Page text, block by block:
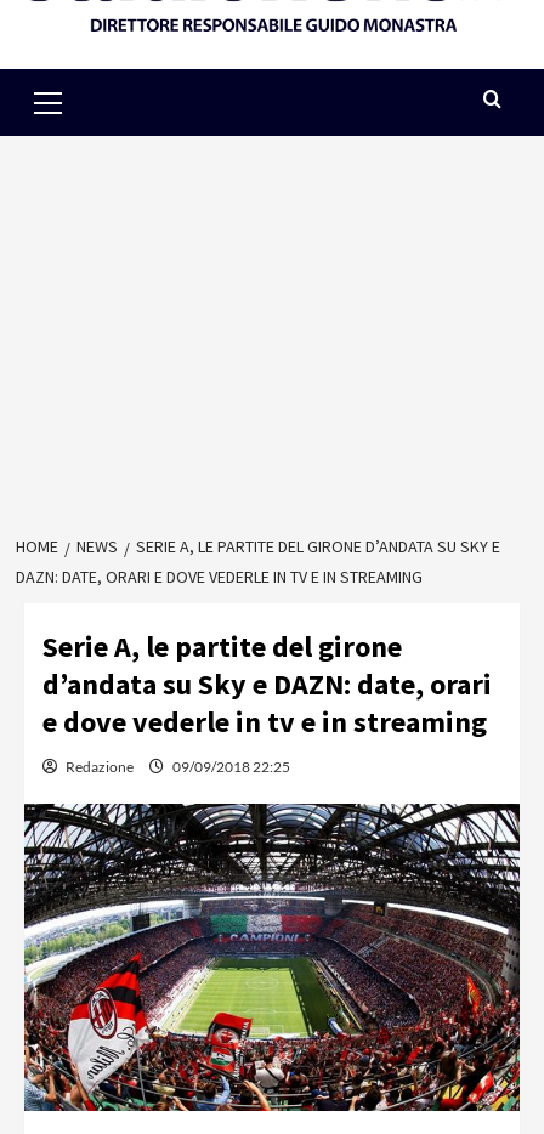
Menu
HOME NEWS
SERIE A, LE PARTITE DEL GIRONE D’ANDATA SU SKY E
DAZN: DATE, ORARI E DOVE VEDERLE IN TV E IN STREAMING
Serie A, le partite del girone
d’andata su Sky e DAZN: date, orari
e dove vederle in tv e in streaming
Redazione 09/09/2018 22:25